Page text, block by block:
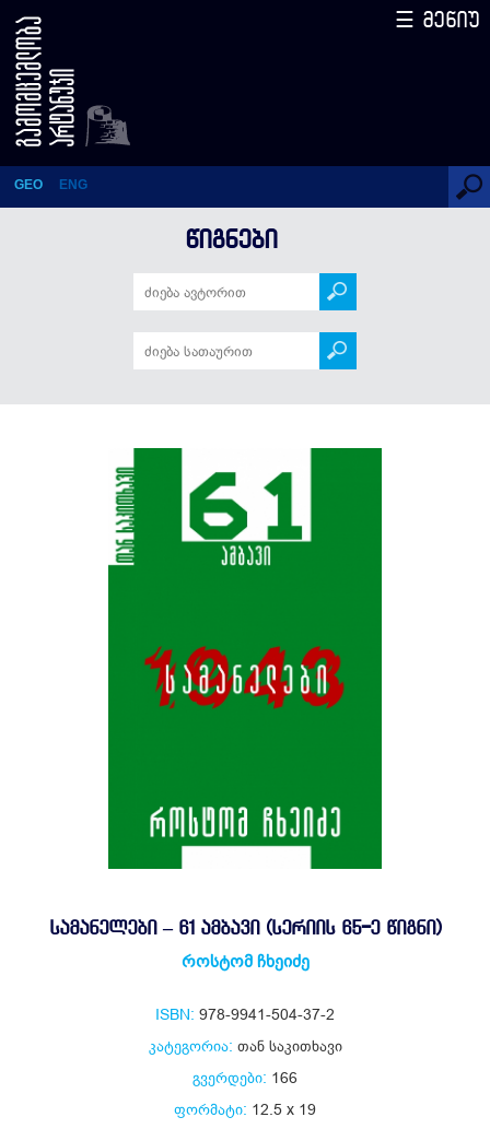
სამანელები – 61 ამბავი
(სერიის 65-ე წიგნი)
GEO ENG
☰ მენიუ
ᲬᲘᲒᲜᲔᲑᲘ
ᲡᲐᲛᲐᲜᲔᲚᲔᲑᲘ – 61 ᲐᲛᲑᲐᲕᲘ (ᲡᲔᲠᲘᲘᲡ 65-Ე ᲬᲘᲒᲜᲘ)
როსტომ ჩხეიძე
ISBN: 978-9941-504-37-2
კატეგორია: თან საკითხავი
გვერდები: 166
ფორმატი: 12.5 x 19